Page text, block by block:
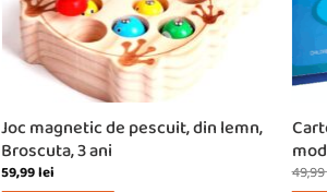
Joc magnetic de pescuit, din lemn,
Broscuta, 3 ani
59,99lei 49,99